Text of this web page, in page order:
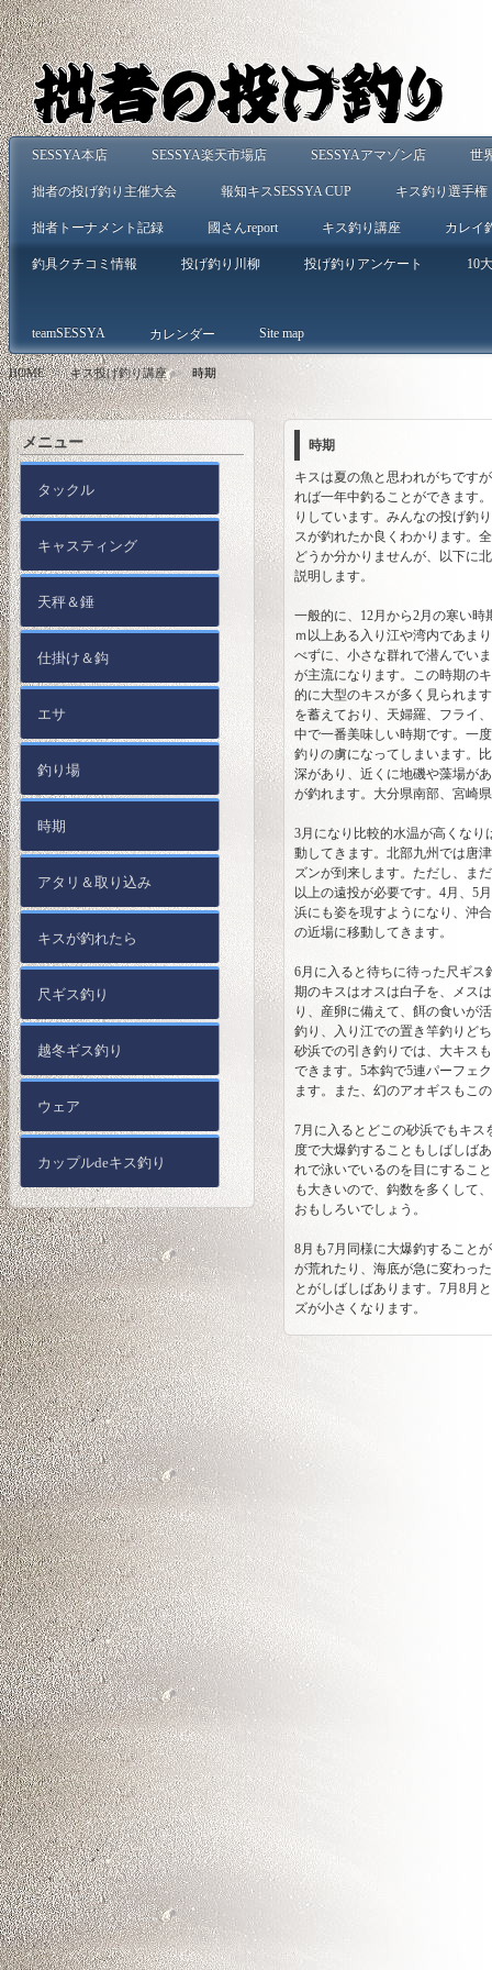
SESSYA本店 SESSYA楽天市場店 SESSYAアマゾン店 世
拙者の投げ釣り主催大会 報知キスSESSYA CUP キス釣り選手権
拙者トーナメント記録 國さんreport キス釣り講座 カレイ
釣具クチコミ情報 投げ釣り川柳 投げ釣りアンケート 10
teamSESSYA カレンダー Site map
HOME > キス投げ釣り講座 > 時期
時期
キスは夏の魚と思われがちです
れば一年中釣ることができます
りしています。みんなの投げ釣
スが釣れたか良くわかります。
どうか分かりませんが、以下に
説明します。
一般的に、12月から2月の寒い
ｍ以上ある入り江や湾内であま
べずに、小さな群れで潜んでい
が主流になります。この時期の
的に大型のキスが多く見られま
を蓄えており、天婦羅、フライ
中で一番美味しい時期です。一
釣りの虜になってしまいます。
深があり、近くに地磯や藻場が
が釣れます。大分県南部、宮崎
3月になり比較的水温が高くな
動してきます。北部九州では唐
ズンが到来します。ただし、ま
以上の遠投が必要です。4月、5
浜にも姿を現すようになり、沖
の近場に移動してきます。
6月に入ると待ちに待った尺ギ
期のキスはオスは白子を、メス
り、産卵に備えて、餌の食いが
釣り、入り江での置き竿釣りど
砂浜での引き釣りでは、大キス
できます。5本鈎で5連パーフェ
ます。また、幻のアオギスもこ
7月に入るとどこの砂浜でもキス
度で大爆釣することもしばしば
れで泳いでいるのを目にするこ
も大きいので、鈎数を多くして
おもしろいでしょう。
8月も7月同様に大爆釣すること
が荒れたり、海底が急に変わっ
とがしばしばあります。7月8月
ズが小さくなります。
メニュー
タックル
キャスティング
天秤＆錘
仕掛け＆鈎
エサ
釣り場
時期
アタリ＆取り込み
キスが釣れたら
尺ギス釣り
越冬ギス釣り
ウェア
カップルdeキス釣り